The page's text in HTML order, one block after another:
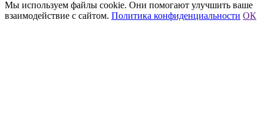
Мы используем файлы cookie. Они помогают улучшить ваше
взаимодействие с сайтом. Политика конфиденциальности ОК